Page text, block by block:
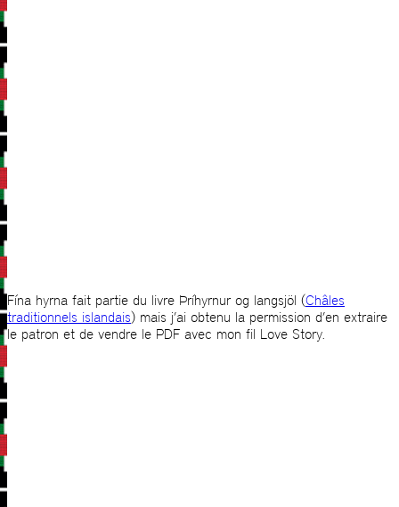
Fína hyrna fait partie du livre Þríhyrnur og langsjöl (Châles
traditionnels islandais) mais j’ai obtenu la permission d’en extraire
le patron et de vendre le PDF avec mon fil Love Story.